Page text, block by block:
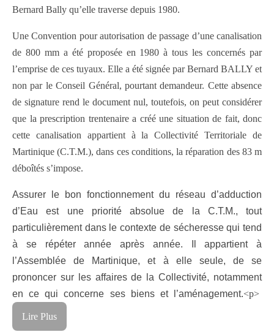
Bernard Bally qu’elle traverse depuis 1980.
Une Convention pour autorisation de passage d’une canalisation
de 800 mm a été proposée en 1980 à tous les concernés par
l’emprise de ces tuyaux. Elle a été signée par Bernard BALLY et
non par le Conseil Général, pourtant demandeur. Cette absence
de signature rend le document nul, toutefois, on peut considérer
que la prescription trentenaire a créé une situation de fait, donc
cette canalisation appartient à la Collectivité Territoriale de
Martinique (C.T.M.), dans ces conditions, la réparation des 83 m
déboîtés s’impose.
Assurer le bon fonctionnement du réseau d’adduction
d’Eau est une priorité absolue de la C.T.M., tout
particulièrement dans le contexte de sécheresse qui tend
à se répéter année après année. Il appartient à
l’Assemblée de Martinique, et à elle seule, de se
prononcer sur les affaires de la Collectivité, notamment
en ce qui concerne ses biens et l’aménagement.<p>
Lire Plus